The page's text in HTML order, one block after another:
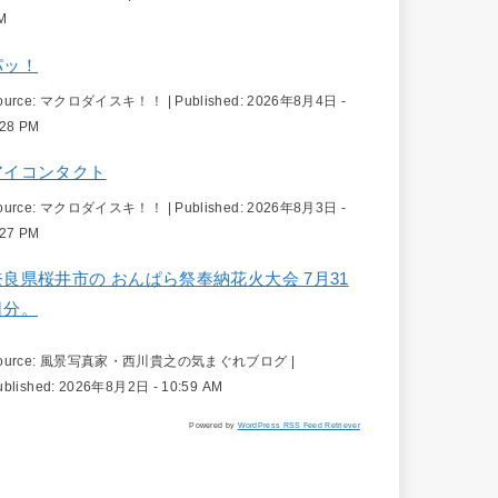
！
マクロダイスキ！！ | Published:2026年8月4日 -
PM
イコンタクト
マクロダイスキ！！ Published:2026年8月3日 -
PM
良県桜井市の おんぱら祭奉納花火大会 7月31
分。
風景写真家・西川貴之の気まぐれブログ
2026年8月2日 - 10:59 AM
Powered by WordPress RSS Feed Retriever